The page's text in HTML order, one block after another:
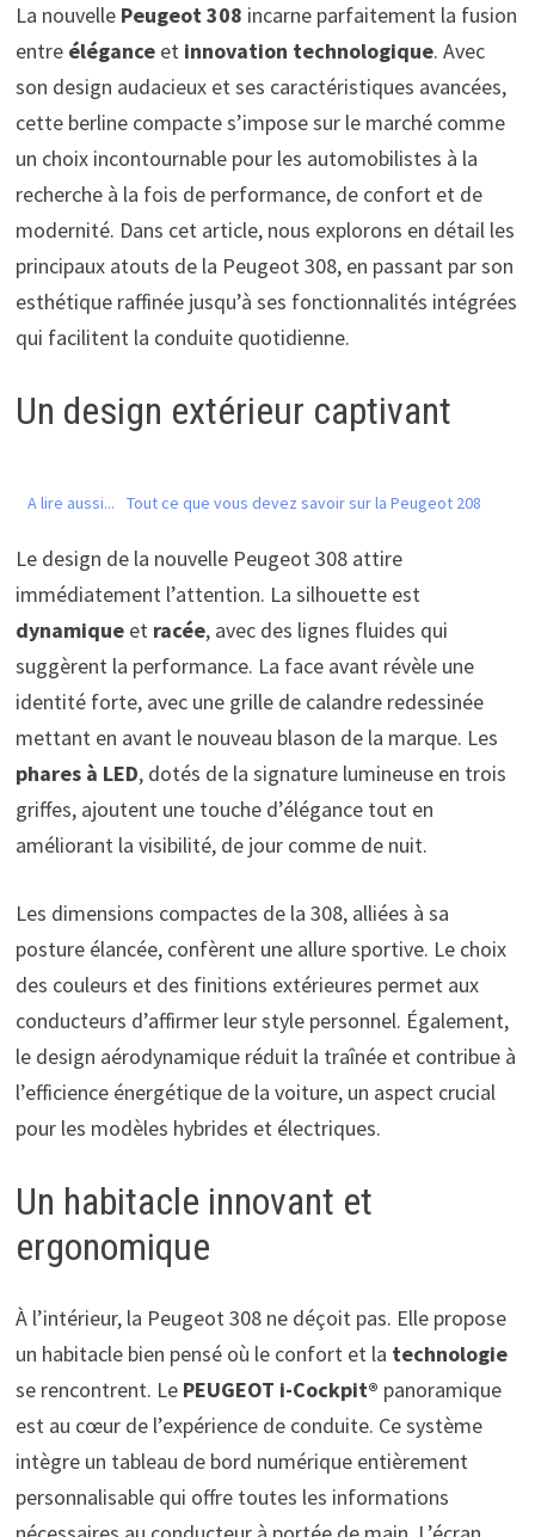
La nouvellePeugeot 308 incarne parfaitement la fusion
entre éléganceet innovation technologique. Avec
son design audacieux et ses caractéristiques avancées,
cette berline compacte s’impose sur le marché comme
un choix incontournable pour les automobilistes à la
recherche à la fois de performance, de confort et de
modernité. Dans cet article, nous explorons en détail les
principaux atouts de la Peugeot 308, en passant par son
esthétique raffinée jusqu’à ses fonctionnalités intégrées
qui facilitent la conduite quotidienne.
Un design extérieur captivant
A lire aussi... Tout ce que vous devez savoir sur la Peugeot 208
Le design de la nouvelle Peugeot 308 attire
immédiatement l’attention. La silhouette est
dynamiqueet racée, avec des lignes fluides qui
suggèrent la performance. La face avant révèle une
identité forte, avec une grille de calandre redessinée
mettant en avant le nouveau blason de la marque. Les
phares à LED, dotés de la signature lumineuse en trois
griffes, ajoutent une touche d’élégance tout en
améliorant la visibilité, de jour comme de nuit.
Les dimensions compactes de la 308, alliées à sa
posture élancée, confèrent une allure sportive. Le choix
des couleurs et des finitions extérieures permet aux
conducteurs d’affirmer leur style personnel. Également,
le design aérodynamique réduit la traînée et contribue à
l’efficience énergétique de la voiture, un aspect crucial
pour les modèles hybrides et électriques.
Un habitacle innovant et
ergonomique
À l’intérieur, la Peugeot 308 ne déçoit pas. Elle propose
un habitacle bien pensé où le confort et la technologie
se rencontrent. Le PEUGEOT i-Cockpit® panoramique
est au cœur de l’expérience de conduite. Ce système
intègre un tableau de bord numérique entièrement
personnalisable qui offre toutes les informations